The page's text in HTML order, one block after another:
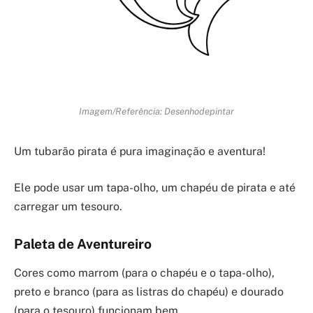
Imagem/Referência: Desenhodepintar
Um tubarão pirata é pura imaginação e aventura!
Ele pode usar um tapa-olho, um chapéu de pirata e até
carregar um tesouro.
Paleta de Aventureiro
Cores como marrom (para o chapéu e o tapa-olho),
preto e branco (para as listras do chapéu) e dourado